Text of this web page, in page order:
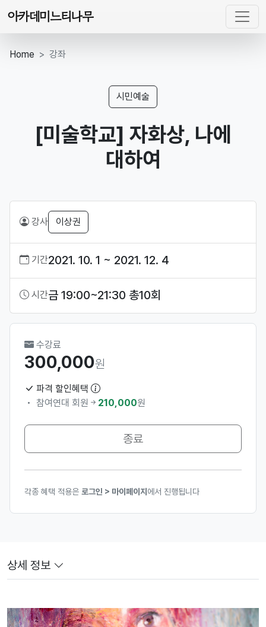
아카데미느티나무
Home 강좌
시민예술
[미술학교] 자화상, 나에
대하여
강사 이상권
기간2021. 10. 1 ~ 2021. 12. 4
시간금 19:00~21:30 총10회
수강료
300,000원
파격 할인혜택
참여연대 회원
210,000원
종료
각종 혜택 적용은 로그인 > 마이페이지 에서 진행됩니다
상세 정보